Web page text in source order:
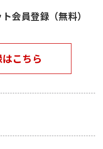
会員登録（無料）
こちら